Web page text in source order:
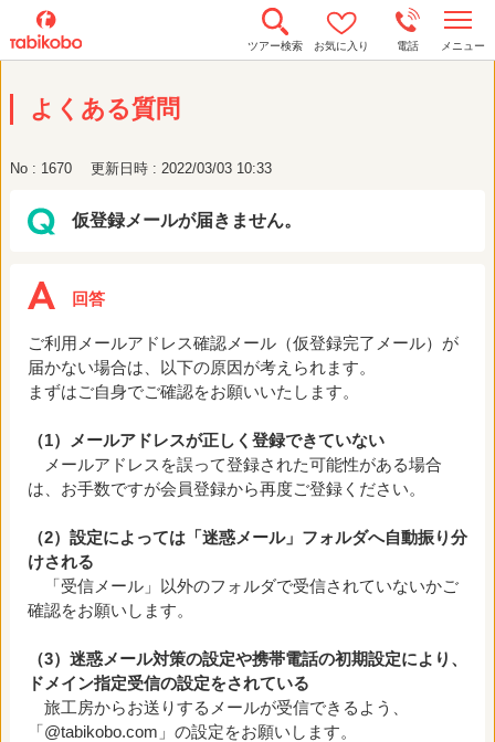
ツアー検索 お気に入り 電話 メニュー
o
よくある質問
No : 1670 更新日時 : 2022/03/03 10:33
仮登録メールが届きません。
ご利用メールアドレス確認メール（仮登録完了メール）が
届かない場合は、以下の原因が考えられます。
まずはご自身でご確認をお願いいたします。
（1）メールアドレスが正しく登録できていない
メールアドレスを誤って登録された可能性がある場合
は、お手数ですが会員登録から再度ご登録ください。
（2）設定によっては「迷惑メール」フォルダへ自動振り分
けされる
「受信メール」以外のフォルダで受信されていないかご
確認をお願いします。
（3）迷惑メール対策の設定や携帯電話の初期設定により、
ドメイン指定受信の設定をされている
旅工房からお送りするメールが受信できるよう、
「@tabikobo.com」の設定をお願いします。